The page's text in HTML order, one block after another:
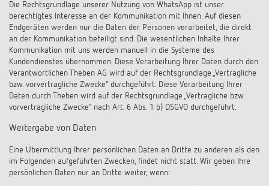
Die Rechtsgrundlage unserer Nutzung von WhatsApp ist unser
berechtigtes Interesse an der Kommunikation mit Ihnen. Auf diesen
Endgeräten werden nur die Daten der Personen verarbeitet, die direkt
an der Kommunikation beteiligt sind. Die wesentlichen Inhalte Ihrer
Kommunikation mit uns werden manuell in die Systeme des
Kundendienstes übernommen. Diese Verarbeitung Ihrer Daten durch den
Verantwortlichen Theben AG wird auf der Rechtsgrundlage „Vertragliche
bzw. vorvertragliche Zwecke“ durchgeführt. Diese Verarbeitung Ihrer
Daten durch Theben wird auf der Rechtsgrundlage „Vertragliche bzw.
vorvertragliche Zwecke“ nach Art. 6 Abs. 1 b) DSGVO durchgeführt.
Weitergabe von Daten
Eine Übermittlung Ihrer persönlichen Daten an Dritte zu anderen als den
im Folgenden aufgeführten Zwecken, findet nicht statt. Wir geben Ihre
persönlichen Daten nur an Dritte weiter, wenn: